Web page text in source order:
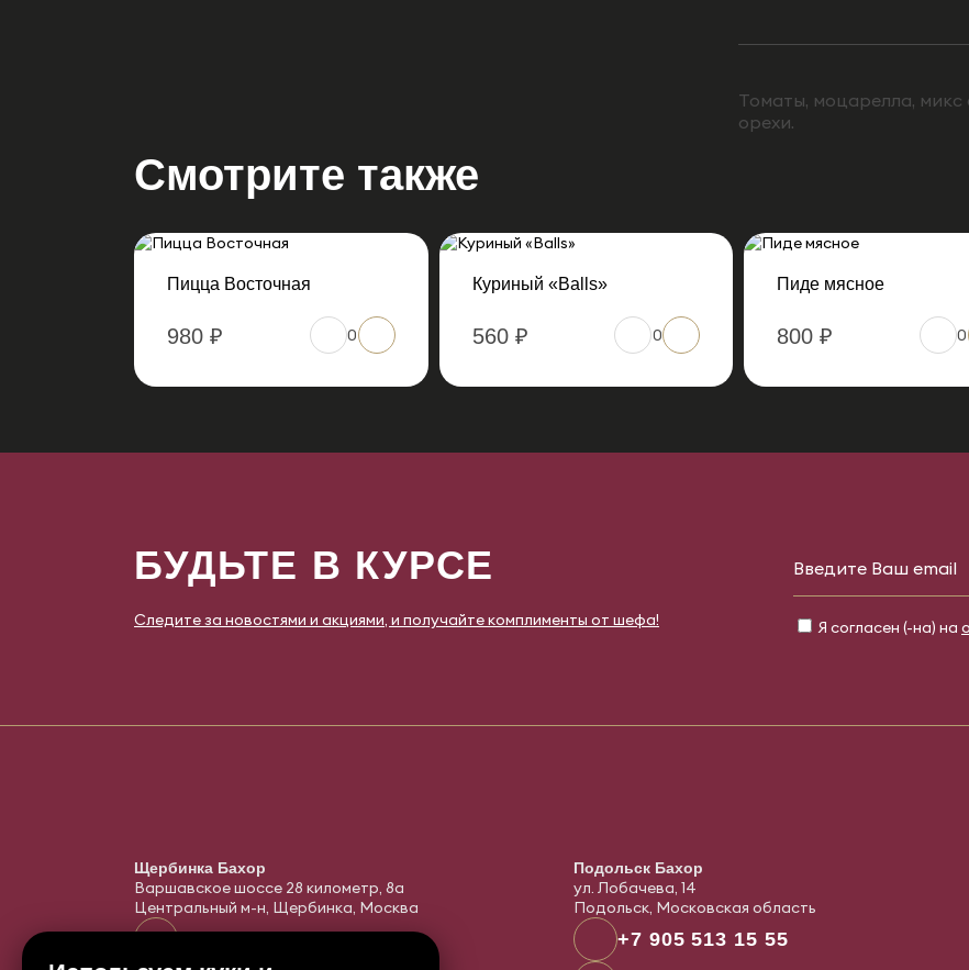
Томаты, моцарелла, микс
орехи.
Смотрите также
Пицца Восточная
980 ₽ 0
Куриный «Balls»
560 ₽ 0
Пиде мясное
800 ₽ 0
БУДЬТЕ В КУРСЕ
Следите за новостями и акциями, и получайте комплименты от шефа! Я согласен (-на) на
Щербинка Бахор
Варшавское шоссе 28 километр, 8а
Центральный м-н, Щербинка, Москва
+7 966 157 64 64
Подольск Бахор
ул. Лобачева, 14
Подольск, Московская область
+7 905 513 15 55